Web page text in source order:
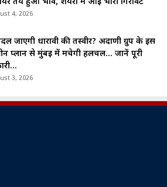
4, 2026
जाएगी धारावी की तस्वीर? अदाणी ग्रुप के इस
प्लान से मुंबई में मचेगी हलचल… जानें पूरी
3, 2026